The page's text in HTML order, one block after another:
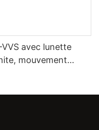
avec lunette
mouvement